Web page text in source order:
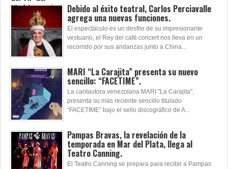
Debido al éxito teatral, Carlos Perciavalle
agrega una nuevas funciones.
El espectáculo es un desfile de su impresionante
vestuario, el Rey del café concert nos lleva en un
recorrido por sus andanzas junto a China...
MARI “La Carajita” presenta su nuevo
sencillo: “FACETIME”.
La cantautora venezolana MARI "La Carajita",
presenta su más reciente sencillo titulado
“FACETIME” bajo el sello discográfico de A...
Pampas Bravas, la revelación de la
temporada en Mar del Plata, llega al
Teatro Canning.
El Teatro Canning se prepara para recibir a Pampas